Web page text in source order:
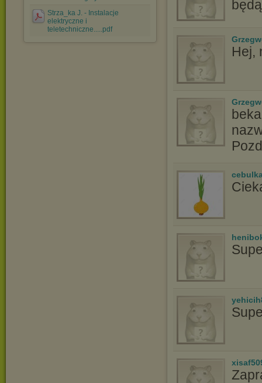
Strza_ka J. - Instalacje
elektryczne i
teletechniczne.....pdf
Hej,